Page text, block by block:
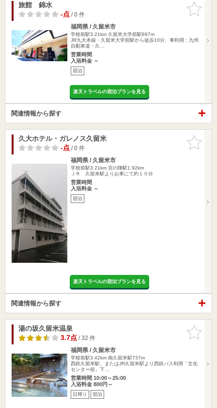
お気に入
りに追加
旅館 錦水
-点/ 0 件
福岡県 / 久留米市
学校前駅3.21km 久留米大学前駅897m
JR九大本線・久留米大学前駅から徒歩10分、車利用：九州
自動車道・久…
営業時間
入浴料金 ～
宿泊
楽天トラベルの宿泊プランを見る
関連情報から探す
お気に入
りに追加
久大ホテル・ガレノス久留米
-点/ 0 件
福岡県 / 久留米市
学校前駅3.21km 宮の陣駅1.92km
ＪＲ 久留米駅よりお車にて約１０分
営業時間
入浴料金 ～
宿泊
楽天トラベルの宿泊プランを見る
関連情報から探す
お気に入
りに追加
湯の坂久留米温泉
3.7点/ 32 件
福岡県 / 久留米市
学校前駅3.42km 南久留米駅737m
西鉄久留米駅、またはJR久留米駅より西鉄バス利用「文化
センター前」下…
営業時間 10:00～25:00
入浴料金 800円～
日帰り 宿泊